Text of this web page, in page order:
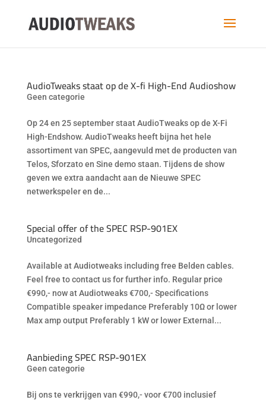
AudioTweaks staat op de X-fi High-End Audioshow
Geen categorie
Op 24 en 25 september staat AudioTweaks op de X-Fi
High-Endshow. AudioTweaks heeft bijna het hele
assortiment van SPEC, aangevuld met de producten van
Telos, Sforzato en Sine demo staan. Tijdens de show
geven we extra aandacht aan de Nieuwe SPEC
netwerkspeler en de...
Special offer of the SPEC RSP-901EX
Uncategorized
Available at Audiotweaks including free Belden cables.
Feel free to contact us for further info. Regular price
€990,- now at Audiotweaks €700,- Specifications
Compatible speaker impedance Preferably 10Ω or lower
Max amp output Preferably 1 kW or lower External...
Aanbieding SPEC RSP-901EX
Geen categorie
Bij ons te verkrijgen van €990,- voor €700 inclusief